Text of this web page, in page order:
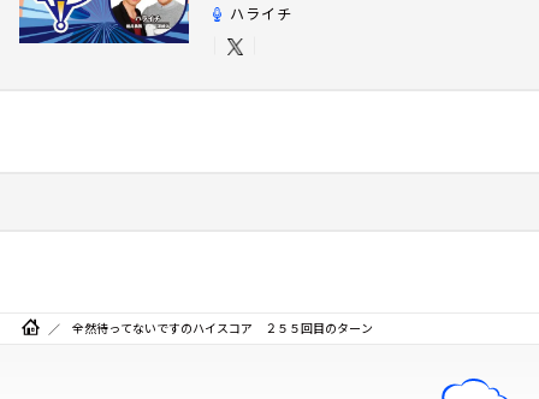
ハライチ
全然待ってないですのハイスコア ２５５回目のターン